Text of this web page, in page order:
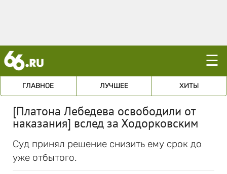
☰
ГЛАВНОЕ ЛУЧШЕЕ ХИТЫ
[Платона Лебедева освободили от
наказания] вслед за Ходорковским
Суд принял решение снизить ему срок до
уже отбытого.